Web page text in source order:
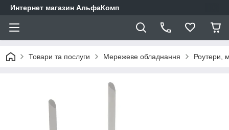
Интернет магазин АльфаКомп
Товари та послуги Мережеве обладнання Роутери,